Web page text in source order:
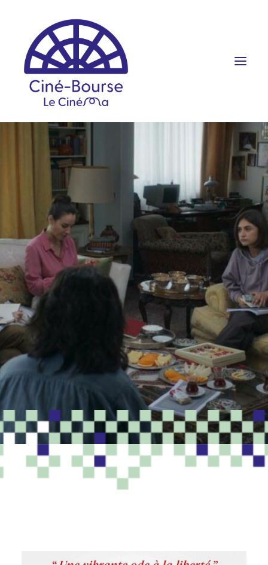
FILMS ET HORAIRES
ÉVÉNEMENTS
SCOLAIRES
PRATIQUE
RÉSERVATION
PROGRAMME